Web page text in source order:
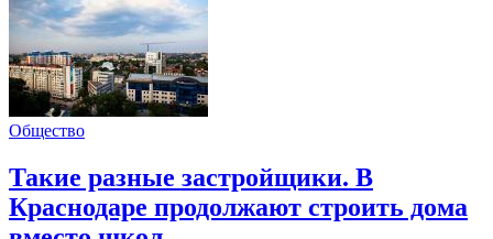
Общество
Такие разные застройщики. В
Краснодаре продолжают строить дома